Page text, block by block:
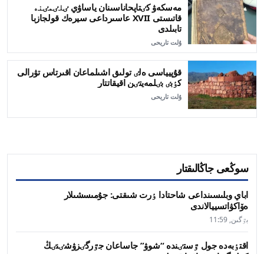
مەسكەۋ كٸتاپحاناسىنان ياساۋي ٸلٸمٸنە
قاتىستى XVII عاسىرداعى سيرەك قولجازبا
تابىلدى
ۇلت تاريحى
قۇپيياسى ەلٸ تولىق اشىلماعان اقىرتاس تۋرالى
كٶبٸ بٸلمەيتٸن اقيقاتتار
ۇلت تاريحى
سوڭعى جاڭالىقتار
اباي وبلىسىنداعى شاحتادا ٶرت شىقتى: جۇمىسشىلار
ەۆاكۋاتسييالاندى
بٷگىن, 11:59
اقتٶبەدە جول ٷستٸندە “شوۋ” جاساعان جٷرگٸزۋشٸنٸڭ